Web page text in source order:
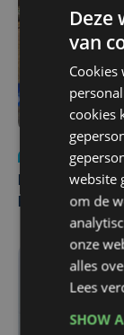
Nieuws
Man en vrouw
Pieters Brugge
Deze
van
cookies
website
om de
onze
alles
Lees
SHOW